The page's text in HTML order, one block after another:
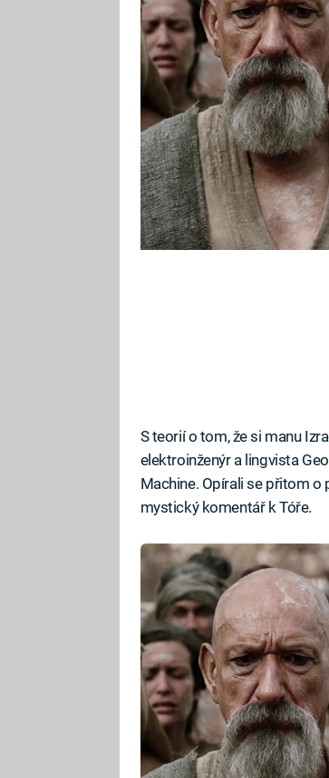
téměř 40 let trvajícího
se na Izraelity snášela
Vetřelci dávnověku si
příslušnou technologii
S teorií o tom, že si manu
elektroinženýr a lingvista
Machine. Opírali se přitom
mystický komentář k Tóře.